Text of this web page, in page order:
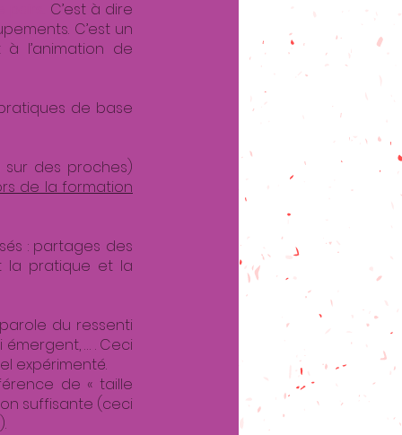
C’est à dire
C’est un
l’animation de
de base
des proches)
de la formation
: partages des
la pratique et la
du ressenti
… . Ceci
expérimenté.
de « taille
suffisante (ceci